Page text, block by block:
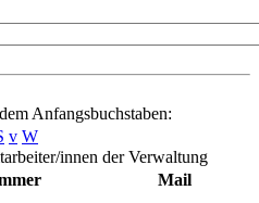
Anfangsbuchstaben:
v W
innen der Verwaltung
Mail